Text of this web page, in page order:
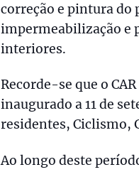
correção e pintura do
impermeabilização e
interiores.
Recorde-se que o
inaugurado a 11 de
residentes, Ciclismo,
Ao longo deste